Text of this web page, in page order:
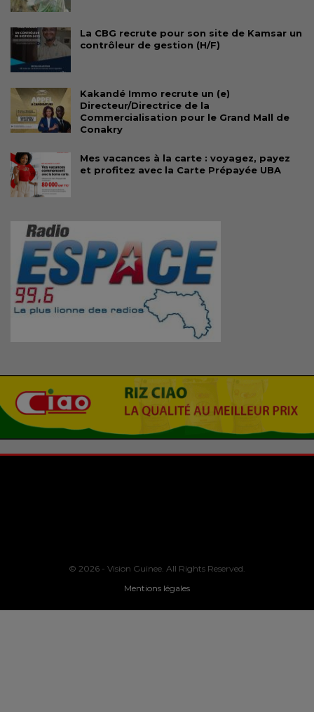
La CBG recrute pour son site de Kamsar un
contrôleur de gestion (H/F)
Kakandé Immo recrute un (e)
Directeur/Directrice de la
Commercialisation pour le Grand Mall de
Conakry
Mes vacances à la carte : voyagez, payez
et profitez avec la Carte Prépayée UBA
© 2026 - Vision Guinee. All Rights Reserved.
Mentions légales